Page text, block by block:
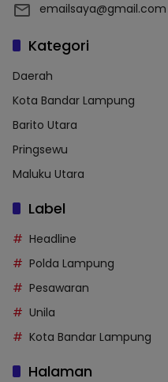
emailsaya@gmail.com
Kategori
Daerah
Kota Bandar Lampung
Barito Utara
Pringsewu
Maluku Utara
Label
Headline
Polda Lampung
Pesawaran
Unila
Kota Bandar Lampung
Halaman